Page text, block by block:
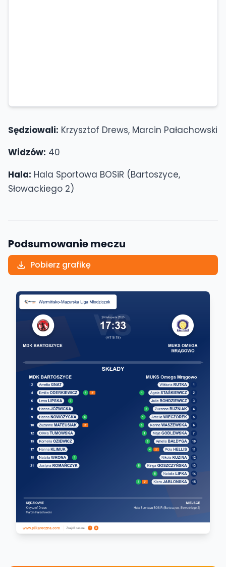
Sędziowali: Krzysztof Drews, Marcin Pałachowski
Widzów: 40
Hala: Hala Sportowa BOSiR (Bartoszyce,
Słowackiego 2)
Podsumowanie meczu
Pobierz grafikę